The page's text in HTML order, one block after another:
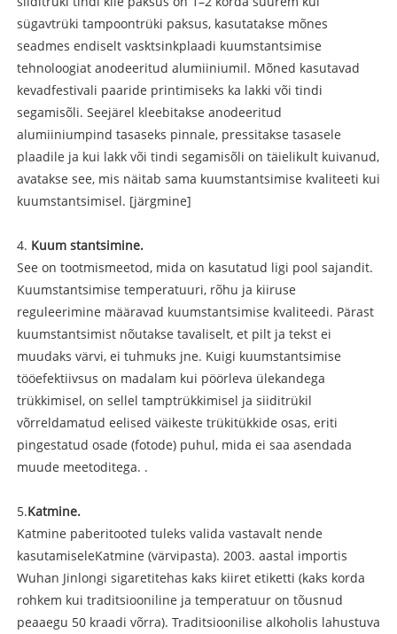
sügavtrüki tampoontrüki paksus, kasutatakse mõnes
seadmes endiselt vasktsinkplaadi kuumstantsimise
tehnoloogiat anodeeritud alumiiniumil. Mõned kasutavad
kevadfestivali paaride printimiseks ka lakki või tindi
segamisõli. Seejärel kleebitakse anodeeritud
alumiiniumpind tasaseks pinnale, pressitakse tasasele
plaadile ja kui lakk või tindi segamisõli on täielikult kuivanud,
avatakse see, mis näitab sama kuumstantsimise kvaliteeti kui
kuumstantsimisel. [järgmine]
4. Kuum stantsimine.
See on tootmismeetod, mida on kasutatud ligi pool sajandit.
Kuumstantsimise temperatuuri, rõhu ja kiiruse
reguleerimine määravad kuumstantsimise kvaliteedi. Pärast
kuumstantsimist nõutakse tavaliselt, et pilt ja tekst ei
muudaks värvi, ei tuhmuks jne. Kuigi kuumstantsimise
tööefektiivsus on madalam kui pöörleva ülekandega
trükkimisel, on sellel tamptrükkimisel ja siiditrükil
võrreldamatud eelised väikeste trükitükkide osas, eriti
pingestatud osade (fotode) puhul, mida ei saa asendada
muude meetoditega. .
5.Katmine.
Katmine paberitooted tuleks valida vastavalt nende
kasutamiseleKatmine (värvipasta). 2003. aastal importis
Wuhan Jinlongi sigaretitehas kaks kiiret etiketti (kaks korda
rohkem kui traditsiooniline ja temperatuur on tõusnud
peaaegu 50 kraadi võrra). Traditsioonilise alkoholis lahustuva